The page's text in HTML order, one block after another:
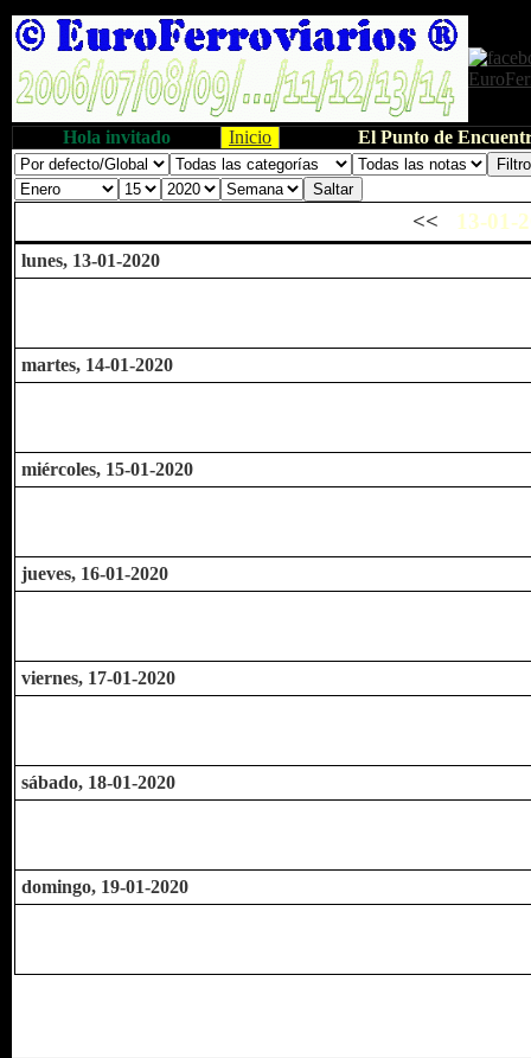
Hola invitado Inicio El Punto de
<< 13-01-
lunes, 13-01-2020
martes, 14-01-2020
miércoles, 15-01-2020
jueves, 16-01-2020
viernes, 17-01-2020
sábado, 18-01-2020
domingo, 19-01-2020